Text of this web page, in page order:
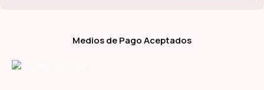
Medios de Pago Aceptados